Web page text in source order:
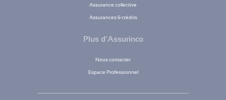
Assurance collective
Assurances & crédits
Plus d’Assurinco
Nous contacter
Espace Professionnel